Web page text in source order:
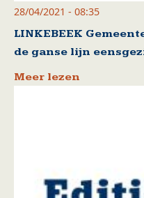
28/04/2021 - 08:35
LINKEBEEK
de ganse lijn
Meer lezen